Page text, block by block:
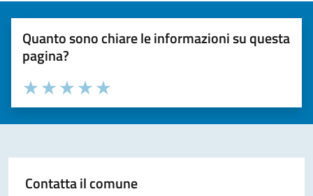
Quanto sono chiare le informazioni su questa
pagina?
Valuta la chiarezza delle informazioni (da 1 a 5 stelle)
Seleziona il numero di stelle per valutare la chiarezza delle
Valuta 5 stelle su 5
Valuta 4 stelle su 5
Valuta 3 stelle su 5
Valuta 2 stelle su 5
Valuta 1 stelle su 5
Contatta il comune